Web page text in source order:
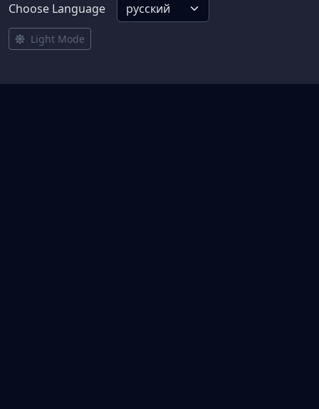
Choose Language
Light Mode